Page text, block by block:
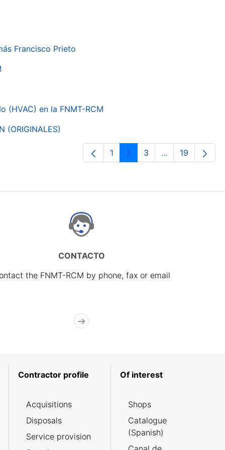
Francisco Prieto
(HVAC) en la FNMT-RCM
Page
1 Page
2 Page
3 ...Intermediate
Page
19
CONTACTO
the FNMT-RCM by phone, fax or email
Contractor profile
Acquisitions
Disposals
Service provision
Of interest
Shops
Catalogue
(Spanish)